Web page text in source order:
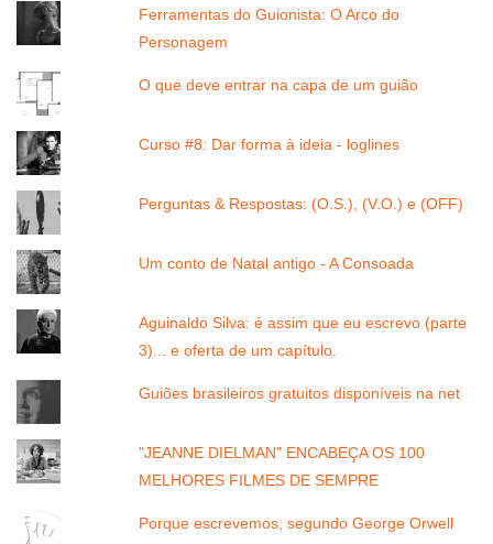
Ferramentas do Guionista: O Arco do
Personagem
O que deve entrar na capa de um guião
Curso #8: Dar forma à ideia - loglines
Perguntas & Respostas: (O.S.), (V.O.) e (OFF)
Um conto de Natal antigo - A Consoada
Aguinaldo Silva: é assim que eu escrevo (parte
3)... e oferta de um capítulo.
Guiões brasileiros gratuitos disponíveis na net
"JEANNE DIELMAN" ENCABEÇA OS 100
MELHORES FILMES DE SEMPRE
Porque escrevemos, segundo George Orwell